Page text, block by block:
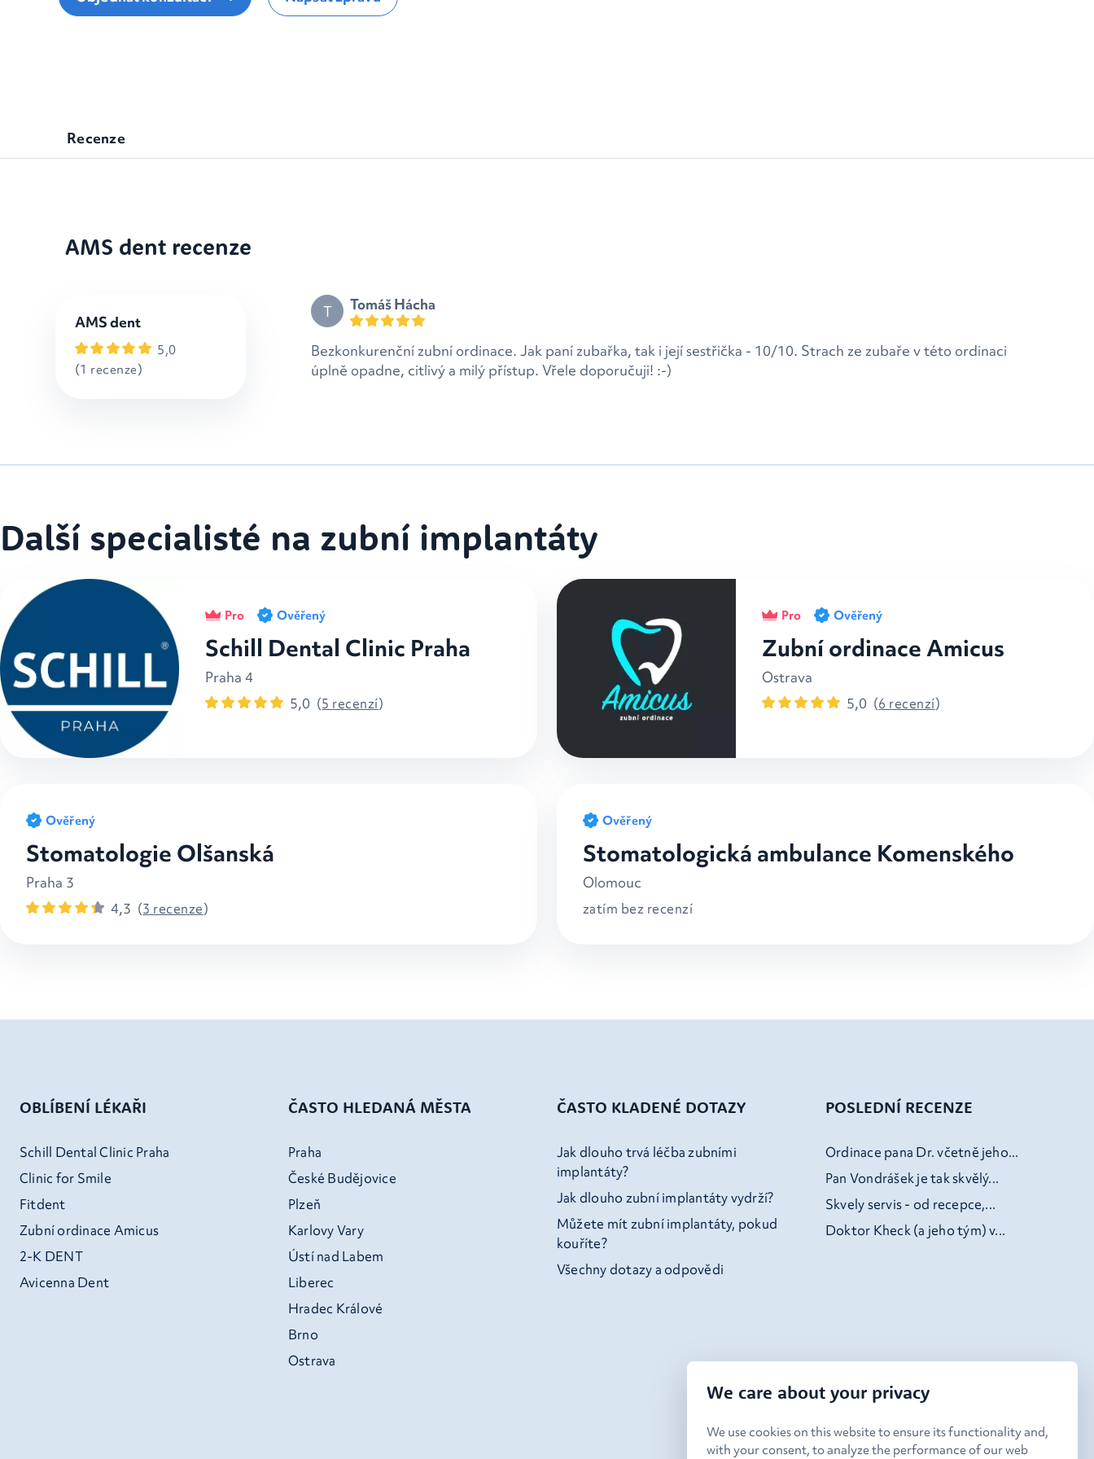
Recenze
AMS dent recenze
AMS dent
5,0
(1 recenze)
T Tomáš Hácha
Bezkonkurenční zubní ordinace. Jak paní zubařka, tak i její sestřička - 10/10. Strach ze zubaře v této ordinaci
úplně opadne, citlivý a milý přístup. Vřele doporučuji! :-)
Další specialisté na zubní implantáty
Pro Ověřený
Schill Dental Clinic Praha
Praha 4
5,0 (5 recenzí)
Pro Ověřený
Zubní ordinace Amicus
Ostrava
5,0 (6 recenzí)
Ověřený
Stomatologie Olšanská
Praha 3
4,3 (3 recenze)
Ověřený
Stomatologická ambulance Komenského
Olomouc
zatím bez recenzí
OBLÍBENÍ LÉKAŘI
Schill Dental Clinic Praha
Clinic for Smile
Fitdent
Zubní ordinace Amicus
2-K DENT
Avicenna Dent
ČASTO HLEDANÁ MĚSTA
Praha
České Budějovice
Plzeň
Karlovy Vary
Ústí nad Labem
Liberec
Hradec Králové
Brno
Ostrava
ČASTO KLADENÉ DOTAZY
Jak dlouho trvá léčba zubními
implantáty?
Jak dlouho zubní implantáty vydrží?
Můžete mít zubní implantáty, pokud
kouříte?
Všechny dotazy a odpovědi
POSLEDNÍ RECENZE
Ordinace pana Dr. včetně jeho...
Pan Vondrášek je tak skvělý...
Skvely servis - od recepce,...
Doktor Kheck (a jeho tým) v...
We care about your privacy
We use cookies on this website to ensure its functionality and,
with your consent, to analyze the performance of our web